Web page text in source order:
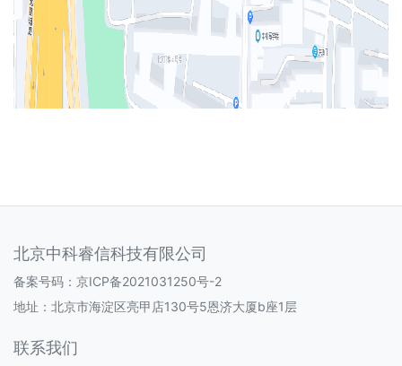
北京中科睿信科技有限公司
备案号码： 京ICP备2021031250号-2
地址：北京市海淀区亮甲店130号5恩济大厦b座1层
联系我们